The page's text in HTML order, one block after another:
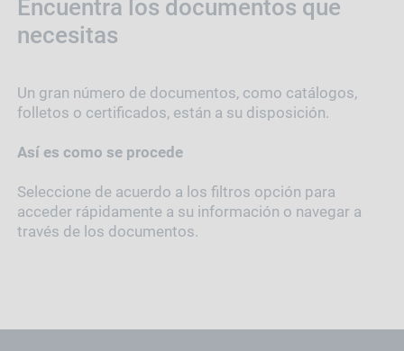
Encuentra los documentos que
necesitas
Un gran número de documentos, como catálogos,
folletos o certificados, están a su disposición.
Así es como se procede
Seleccione de acuerdo a los filtros opción para
acceder rápidamente a su información o navegar a
través de los documentos.